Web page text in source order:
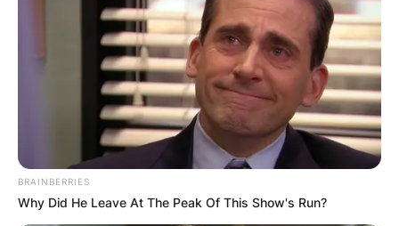
тоа е целта. Еволуцијата на системите и
единките не смее да запре!
BRAINBERRIES
Why Did He Leave At The Peak Of This Show's Run?